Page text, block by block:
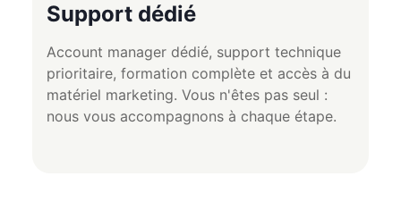
Support dédié
Account manager dédié, support technique
prioritaire, formation complète et accès à du
matériel marketing. Vous n'êtes pas seul :
nous vous accompagnons à chaque étape.